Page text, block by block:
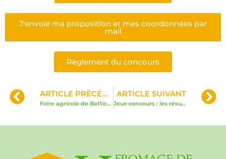
J'envoie ma proposition et mes coordonnées par
mail
Règlement du concours
ARTICLE PRÉCÉDENT
Foire agricole de Battice-Herve
ARTICLE SUIVANT
Jeux-concours : les résultats !